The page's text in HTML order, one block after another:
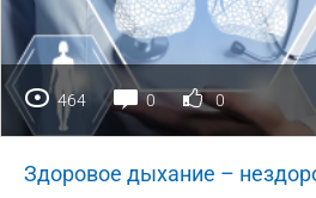
464 0 0
Здоровое дыхание –